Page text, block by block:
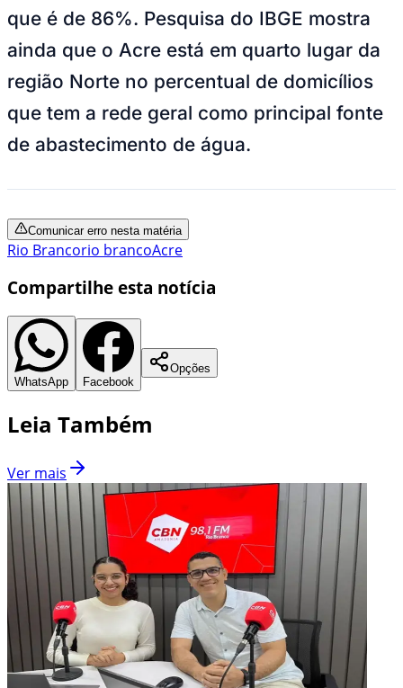
que é de 86%. Pesquisa do IBGE mostra
ainda que o Acre está em quarto lugar da
região Norte no percentual de domicílios
que tem a rede geral como principal fonte
de abastecimento de água.
Comunicar erro nesta matéria
Rio Brancorio brancoAcre
Compartilhe esta notícia
WhatsApp Facebook
Opções
Leia Também
Ver mais